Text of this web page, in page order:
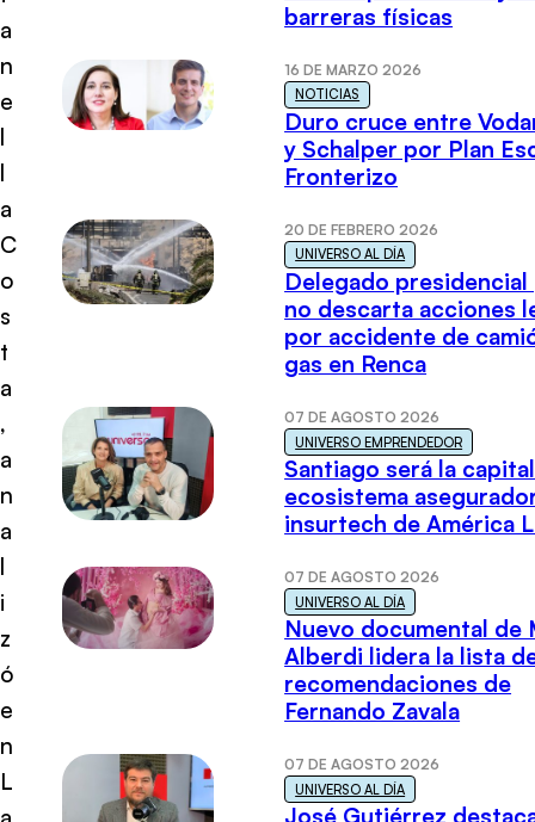
a
n
e
l
l
a
C
o
s
t
a
,
a
n
a
l
i
z
ó
e
n
L
barreras físicas
16 DE MARZO 2026
NOTICIAS
Duro cruce entre
y Schalper por Plan
Fronterizo
20 DE FEBRERO 2026
UNIVERSO AL DÍA
Delegado presidencial
no descarta acciones
por accidente de
gas en Renca
07 DE AGOSTO 2026
UNIVERSO EMPRENDEDOR
Santiago será la
ecosistema
insurtech de América
07 DE AGOSTO 2026
UNIVERSO AL DÍA
Nuevo documental de
Alberdi lidera la lista
recomendaciones de
Fernando Zavala
07 DE AGOSTO 2026
UNIVERSO AL DÍA